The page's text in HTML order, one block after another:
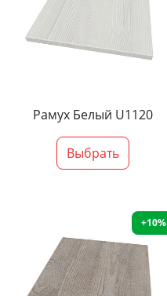
Рамух Белый U1120
Выбрать
+10%